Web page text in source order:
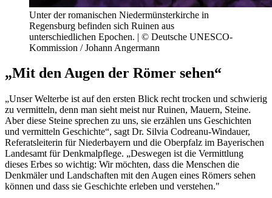
Unter der romanischen Niedermünsterkirche in
Regensburg befinden sich Ruinen aus
unterschiedlichen Epochen. | © Deutsche UNESCO-
Kommission / Johann Angermann
„Mit den Augen der Römer sehen“
„Unser Welterbe ist auf den ersten Blick recht trocken und schwierig
zu vermitteln, denn man sieht meist nur Ruinen, Mauern, Steine.
Aber diese Steine sprechen zu uns, sie erzählen uns Geschichten
und vermitteln Geschichte“, sagt Dr. Silvia Codreanu-Windauer,
Referatsleiterin für Niederbayern und die Oberpfalz im Bayerischen
Landesamt für Denkmalpflege. „Deswegen ist die Vermittlung
dieses Erbes so wichtig: Wir möchten, dass die Menschen die
Denkmäler und Landschaften mit den Augen eines Römers sehen
können und dass sie Geschichte erleben und verstehen."